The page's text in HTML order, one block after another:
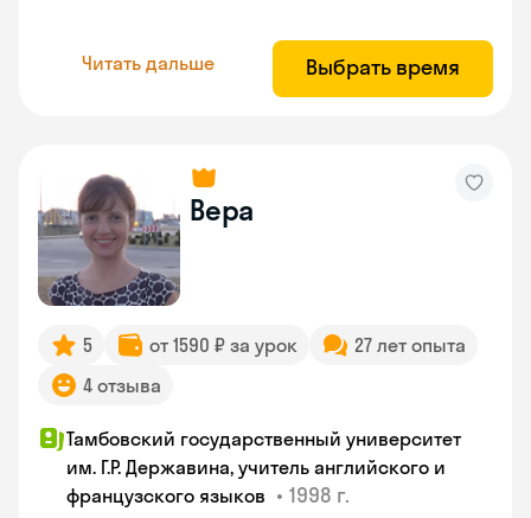
Читать дальше Выбрать время
Вера
5 от 1590 ₽ за урок
27 лет опыта
4 отзыва
Тамбовский государственный университет
им. Г.Р. Державина, учитель английского и
французского языков • 1998 г.